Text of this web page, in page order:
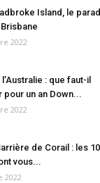
Island, le
2022
: que faut-il
pour un an Down...
2022
de Corail : les 10
vous...
2022